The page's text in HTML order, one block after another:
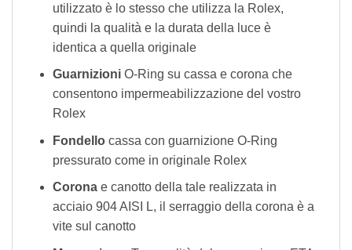
utilizzato è lo stesso che utilizza la Rolex,
quindi la qualità e la durata della luce è
identica a quella originale
GuarnizioniO-Ring su cassa e corona che
consentono impermeabilizzazione del vostro
Rolex
Fondellocassa con guarnizione O-Ring
pressurato come in originale Rolex
Coronae canotto della tale realizzata in
acciaio 904 AISI L, il serraggio della corona è a
vite sul canotto